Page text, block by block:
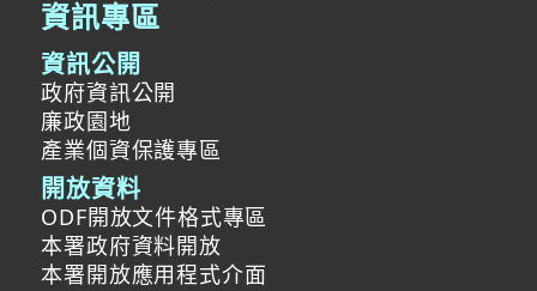
資訊專區
資訊公開
政府資訊公開
廉政園地
產業個資保護專區
開放資料
ODF開放文件格式專區
本署政府資料開放
本署開放應用程式介面